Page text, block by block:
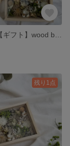
残り1点